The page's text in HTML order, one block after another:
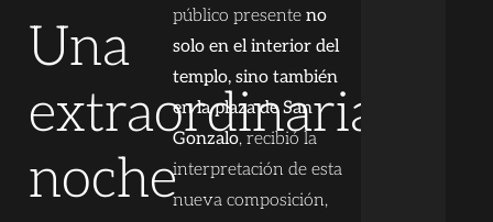
Una
extraordinaria
noche
público presente no
solo en el interior del
templo, sino también
en la plaza de San
Gonzalo, recibió la
interpretación de esta
nueva composición,